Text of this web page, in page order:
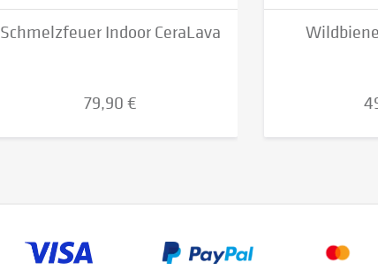
Schmelzfeuer Indoor CeraLava
79,90 €